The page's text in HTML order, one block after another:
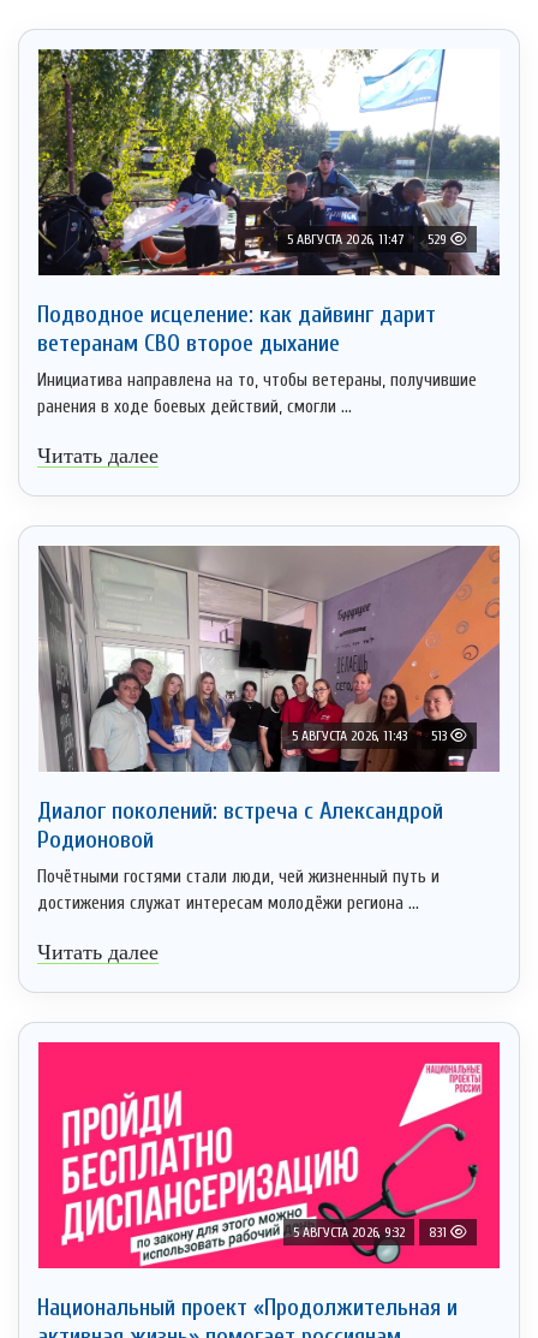
5 АВГУСТА 2026, 11:47 529
Подводное исцеление: как дайвинг дарит
ветеранам СВО второе дыхание
Инициатива направлена на то, чтобы ветераны, получившие
ранения в ходе боевых действий, смогли ...
Читать далее
5 АВГУСТА 2026, 11:43 513
Диалог поколений: встреча с Александрой
Родионовой
Почётными гостями стали люди, чей жизненный путь и
достижения служат интересам молодёжи региона ...
Читать далее
5 АВГУСТА 2026, 9:32 831
Национальный проект «Продолжительная и